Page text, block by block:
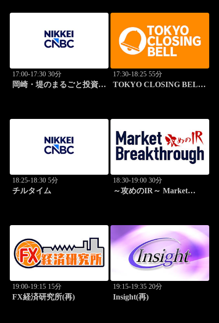
17:00-17:30 30分
岡崎・堤のまるごと投資道
17:30-18:25 55分
TOKYO CLOSING BELL
18:25-18:30 5分
チルタイム
18:30-19:00 30分
～攻めのIR～ Market
19:00-19:15 15分
FX経済研究所(再)
19:15-19:35 20分
Insight(再)